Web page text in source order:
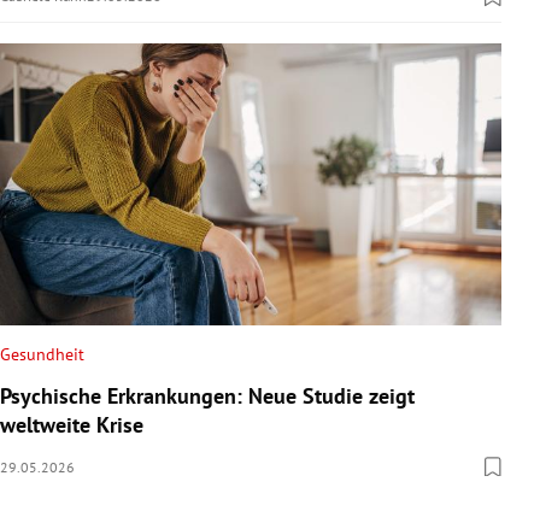
Gesundheit
Psychische Erkrankungen: Neue Studie zeigt
weltweite Krise
29.05.2026